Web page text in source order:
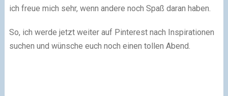
ich freue mich sehr, wenn andere noch Spaß daran haben.
So, ich werde jetzt weiter auf Pinterest nach Inspirationen
suchen und wünsche euch noch einen tollen Abend.